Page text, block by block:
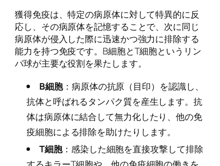
獲得免疫は、特定の病原体に対して特異的に反
応し、その病原体を記憶することで、次に同じ
病原体が侵入した際に迅速かつ強力に排除する
能力を持つ免疫です。B細胞とT細胞というリン
パ球が主要な役割を果たします。
B細胞：病原体の抗原（目印）を認識し、
抗体と呼ばれるタンパク質を産生します。抗
体は病原体に結合して無力化したり、他の免
疫細胞による排除を助けたりします。
T細胞：感染した細胞を直接攻撃して排除